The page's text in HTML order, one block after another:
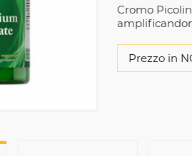
Cromo
Prezzo in